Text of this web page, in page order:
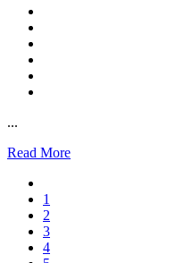
...
Read More
1
2
3
4